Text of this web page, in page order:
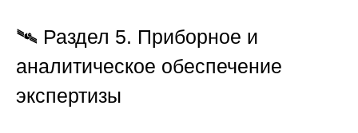
🛰️ Раздел 5. Приборное и
аналитическое обеспечение
экспертизы